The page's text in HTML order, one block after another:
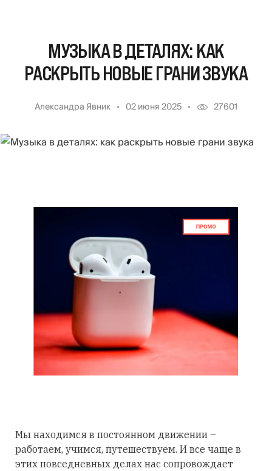
МУЗЫКА В ДЕТАЛЯХ: КАК
РАСКРЫТЬ НОВЫЕ ГРАНИ ЗВУКА
Александра Явник 02 июня 2025 27601
Мы находимся в постоянном движении –
работаем, учимся, путешествуем. И все чаще в
этих повседневных делах нас сопровождает